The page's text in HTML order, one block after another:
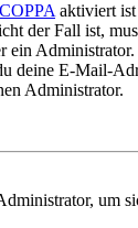
COPPA aktiviert ist
der Fall ist,
ein
deine E-Mail-
Administrator.
um